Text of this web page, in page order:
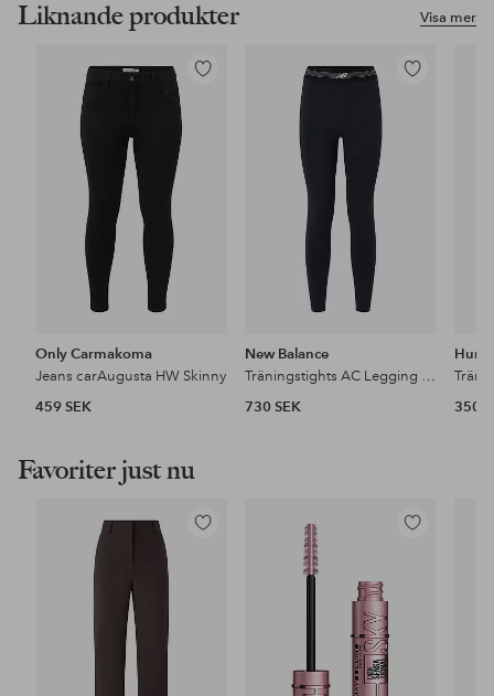
Visa mer
Liknande produkter
Lägg
Only Carmakoma
Jeans carAugusta HW Skinny
459 SEK
Lägg
New Balance
Träningstights AC Legging 25
730 SEK
350
Favoriter just nu
Lägg
Lägg